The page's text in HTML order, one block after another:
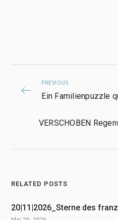
PREVIOUS
Ein Familienpuzzle
VERSCHOBEN
RELATED POSTS
20|11|2026_Sterne des